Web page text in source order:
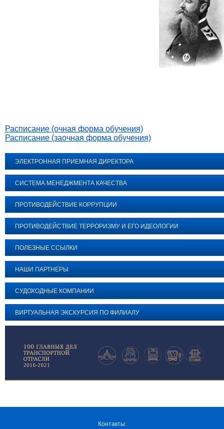
Расписание (очная форма обучения)
Расписание (заочная форма обучения)
ЭЛЕКТРОННАЯ ПРИЕМНАЯ ДИРЕКТОРА
СИСТЕМА МЕНЕДЖМЕНТА КАЧЕСТВА
ПРОТИВОДЕЙСТВИЕ КОРРУПЦИИ
ПРОТИВОДЕЙСТВИЕ ТЕРРОРИЗМУ И ЕГО ИДЕОЛОГИИ
ПОЛЕЗНЫЕ ССЫЛКИ
НАШИ ПАРТНЕРЫ
СУДОХОДНЫЕ КОМПАНИИ
ВИРТУАЛЬНАЯ ЭКСКУРСИЯ ПО ФИЛИАЛУ
Контакты: